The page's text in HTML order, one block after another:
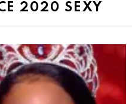
2020 SEXY